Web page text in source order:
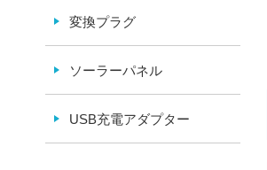
変換プラグ
ソーラーパネル
USB充電アダプター